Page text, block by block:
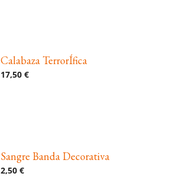
Calabaza TerrorÍfica
17,50 €
Sangre Banda Decorativa
2,50 €